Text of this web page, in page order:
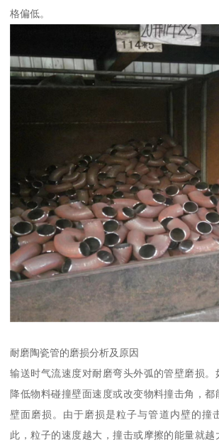
格偏低。
耐磨陶瓷管的磨损分析及原因
输送时气流速度对耐磨弯头外弧的管壁磨损。
降低物料碰撞壁面速度或改变物料撞击角，
壁面磨损。由于磨损是粒子与管道内壁的撞
此，粒子的速度越大，撞击或摩擦的能量就越